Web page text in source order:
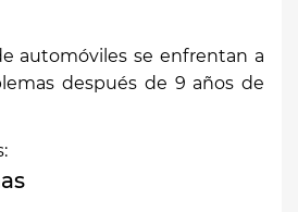
automóviles se enfrentan a
después de 9 años de